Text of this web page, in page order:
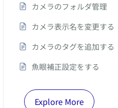
カメラのフォルダ管理
カメラ表示名を変更する
カメラのタグを追加する
魚眼補正設定をする
Explore More